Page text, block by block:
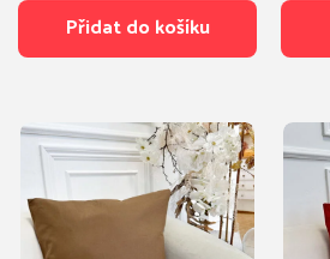
Přidat do košíku